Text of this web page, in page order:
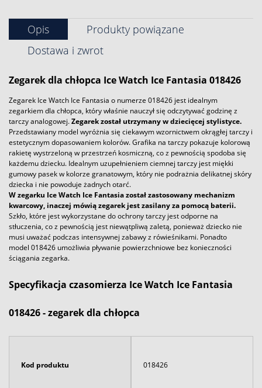
Opis
Produkty powiązane
Dostawa i zwrot
Zegarekdla chłopca Ice Watch Ice Fantasia 018426
Zegarek Ice Watch Ice Fantasia o numerze 018426 jest idealnym
zegarkiem dla chłopca, który właśnie nauczył się odczytywać godzinę z
tarczy analogowej.Zegarek został utrzymany w dziecięcej stylistyce.
Przedstawiany model wyróżnia się ciekawym wzornictwem okrągłej tarczy i
estetycznym dopasowaniem kolorów. Grafika na tarczy pokazuje kolorową
rakietę wystrzeloną w przestrzeń kosmiczną, co z pewnością spodoba się
każdemu dziecku. Idealnym uzupełnieniem ciemnej tarczy jest miękki
gumowy pasek w kolorze granatowym, który nie podrażnia delikatnej skóry
dziecka i nie powoduje żadnych otarć.
W zegarku Ice Watch Ice Fantasia został zastosowany mechanizm
kwarcowy, inaczej mówią zegarek jest zasilany za pomocą baterii.
Szkło, które jest wykorzystane do ochrony tarczy jest odporne na
stłuczenia, co z pewnością jest niewątpliwą zaletą, ponieważ dziecko nie
musi uważać podczas intensywnej zabawy z rówieśnikami. Ponadto
model 018426 umożliwia pływanie powierzchniowe bez konieczności
ściągania zegarka.
Specyfikacja czasomierza Ice Watch Ice Fantasia
018426 - zegarek dla chłopca
Kod produktu 018426